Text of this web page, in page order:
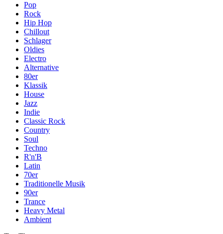
Pop
Rock
Hip Hop
Chillout
Schlager
Oldies
Electro
Alternative
80er
Klassik
House
Jazz
Indie
Classic Rock
Country
Soul
Techno
R'n'B
Latin
70er
Traditionelle Musik
90er
Trance
Heavy Metal
Ambient